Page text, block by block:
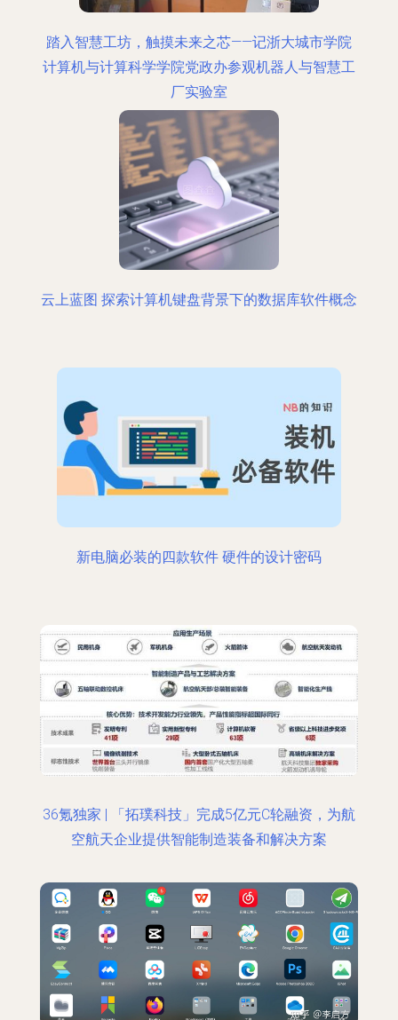
踏入智慧工坊，触摸未来之芯——记浙大城市学院
计算机与计算科学学院党政办参观机器人与智慧工
厂实验室
云上蓝图 探索计算机键盘背景下的数据库软件概念
新电脑必装的四款软件 硬件的设计密码
36氪独家 | 「拓璞科技」完成5亿元C轮融资，为航
空航天企业提供智能制造装备和解决方案